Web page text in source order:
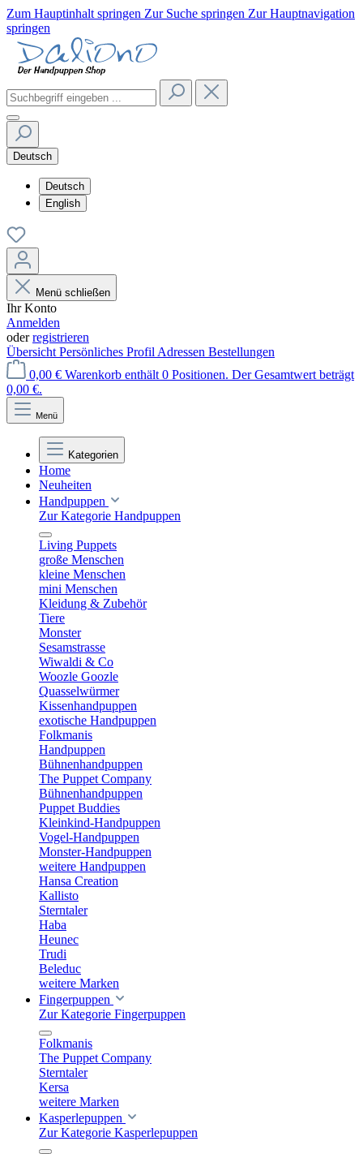
Zum Hauptinhalt springen Zur Suche springen Zur Hauptnavigation
springen
Deutsch
Deutsch
English
Menü schließen
Ihr Konto
Anmelden
oderregistrieren
Übersicht Persönliches Profil Adressen Bestellungen
0,00 € Warenkorb enthält 0 Positionen. Der Gesamtwert beträgt
0,00 €.
Menü
Kategorien
Home
Neuheiten
Handpuppen
Zur Kategorie Handpuppen
Living Puppets
große Menschen
kleine Menschen
mini Menschen
Kleidung & Zubehör
Tiere
Monster
Sesamstrasse
Wiwaldi & Co
Woozle Goozle
Quasselwürmer
Kissenhandpuppen
exotische Handpuppen
Folkmanis
Handpuppen
Bühnenhandpuppen
The Puppet Company
Bühnenhandpuppen
Puppet Buddies
Kleinkind-Handpuppen
Vogel-Handpuppen
Monster-Handpuppen
weitere Handpuppen
Hansa Creation
Kallisto
Sterntaler
Haba
Heunec
Trudi
Beleduc
weitere Marken
Fingerpuppen
Zur Kategorie Fingerpuppen
Folkmanis
The Puppet Company
Sterntaler
Kersa
weitere Marken
Kasperlepuppen
Zur Kategorie Kasperlepuppen